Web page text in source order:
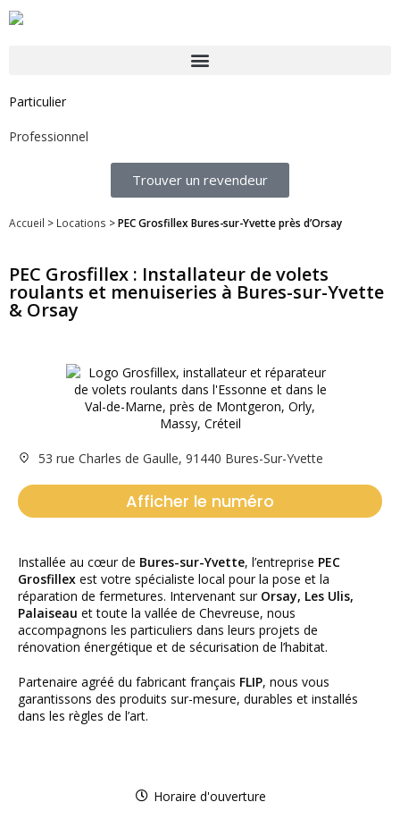
Particulier
Professionnel
Trouver un revendeur
Accueil > Locations >PEC Grosfillex Bures-sur-Yvette près d’Orsay
PEC Grosfillex : Installateur de volets
roulants et menuiseries à Bures-sur-Yvette
& Orsay
53 rue Charles de Gaulle, 91440 Bures-Sur-Yvette
Afficher le numéro
Installée au cœur de Bures-sur-Yvette, l’entreprise PEC
Grosfillex est votre spécialiste local pour la pose et la
réparation de fermetures. Intervenant sur Orsay, Les Ulis,
Palaiseau et toute la vallée de Chevreuse, nous
accompagnons les particuliers dans leurs projets de
rénovation énergétique et de sécurisation de l’habitat.
Partenaire agréé du fabricant français FLIP, nous vous
garantissons des produits sur-mesure, durables et installés
dans les règles de l’art.
Horaire d'ouverture